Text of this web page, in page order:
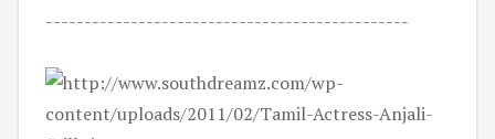
-----------------------------------------------